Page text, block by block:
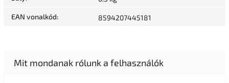
EAN vonalkód: 8594207445181